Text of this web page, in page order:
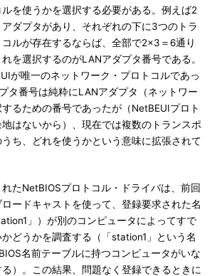
を使うかを選択する必要がある。例えば2
ダプタがあり、それぞれの下に3つのトラ
ルが存在するならば、全部で2×3＝6通り
を選択するのがLANアダプタ番号である。
が唯一のネットワーク・プロトコルであっ
タ番号は純粋にLANアダプタ（ネットワー
るための番号であったが（NetBEUIプロト
はないから）、現在では複数のトランスポ
ち、どれを使うかという意味に拡張されて
たNetBIOSプロトコル・ドライバは、前回
ードキャストを使って、登録要求された名
」）が別のコンピュータによってすで
どうかを調査する（「station1」という名
名前テーブルに持つコンピュータがいな
）。この結果、問題なく登録できるときに